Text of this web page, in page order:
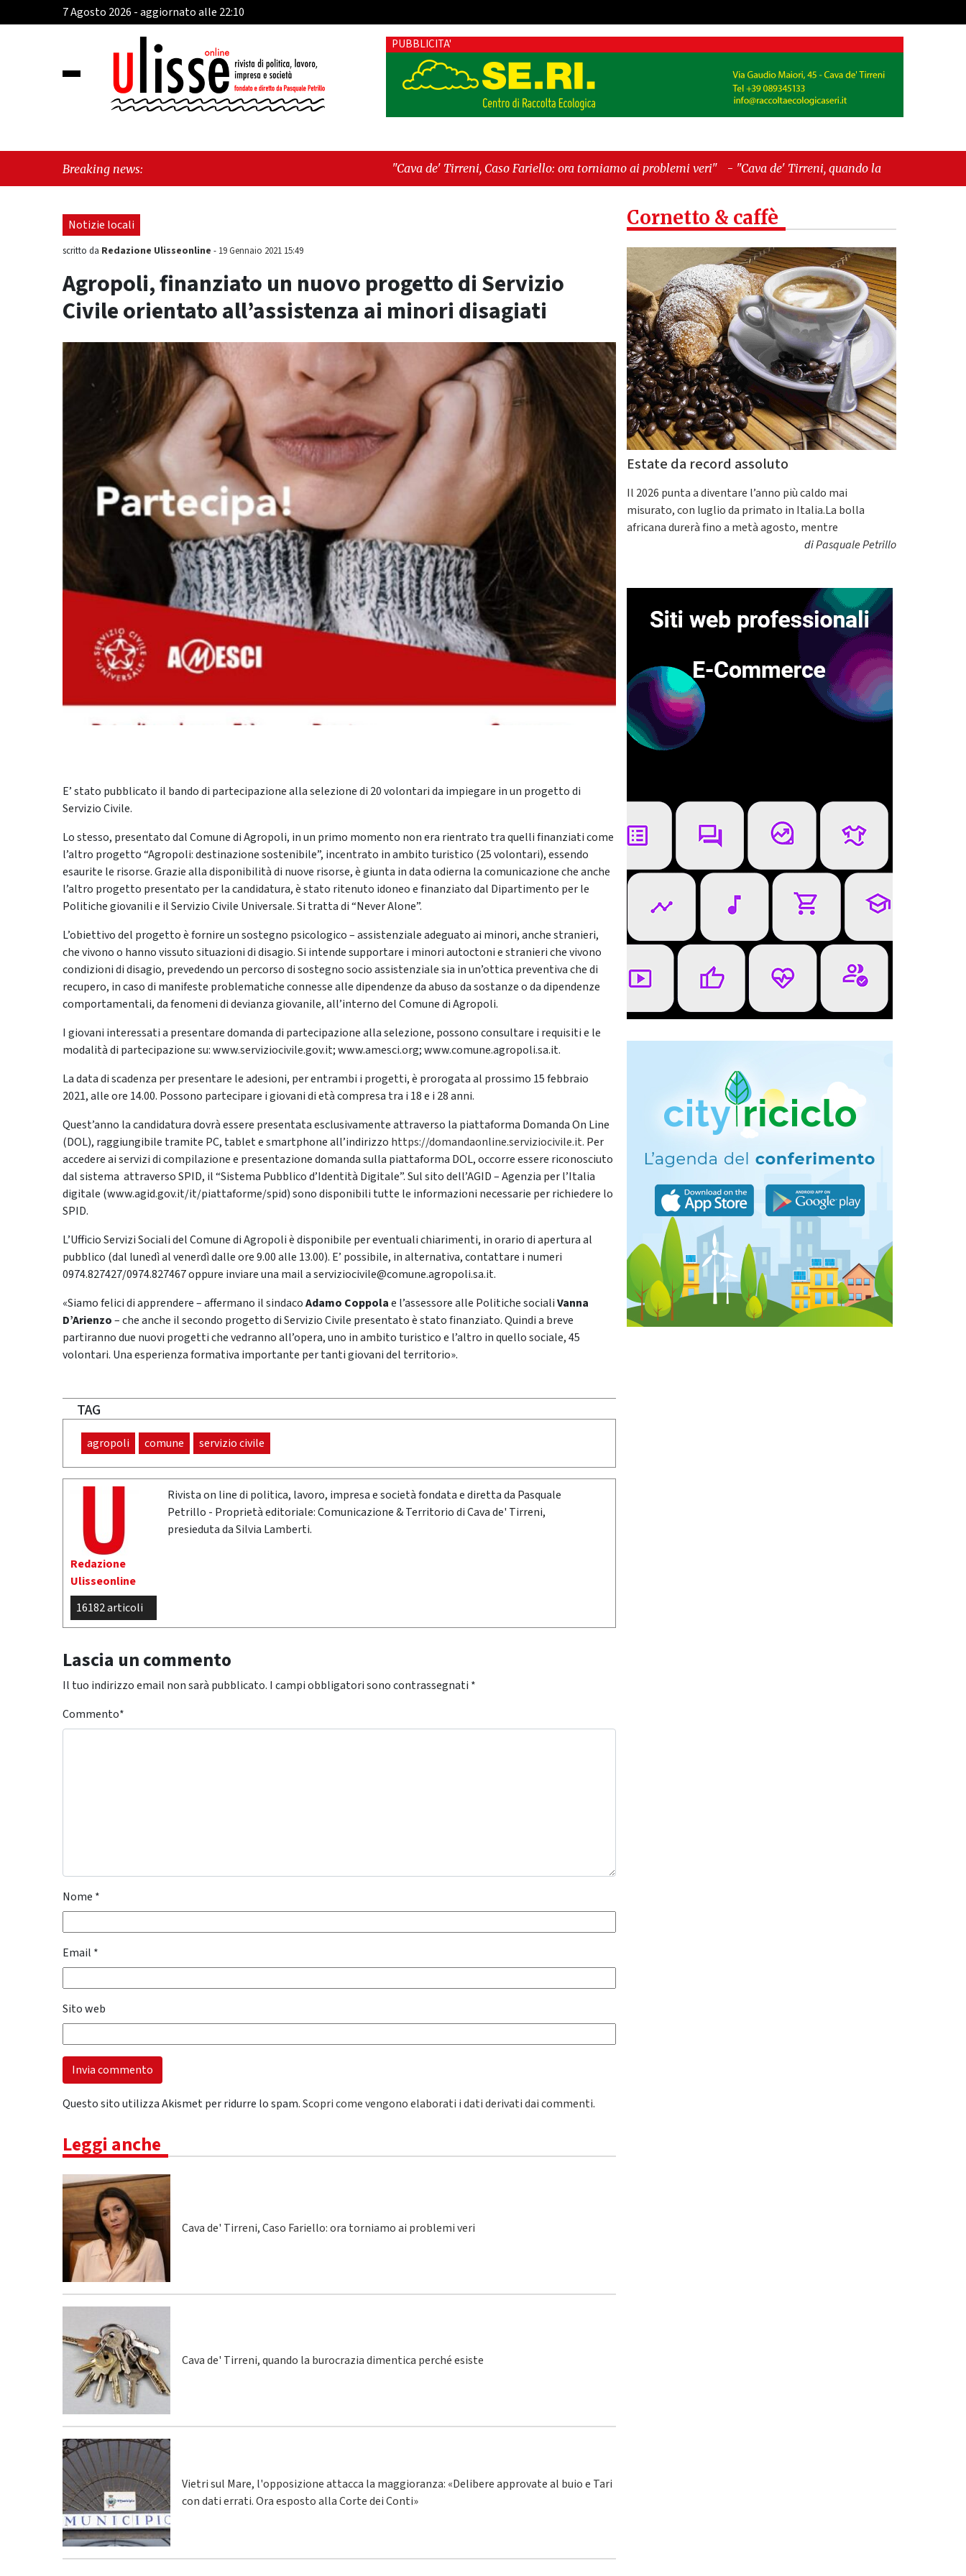
7 Agosto 2026 - aggiornato alle 22:10
PUBBLICITA'
Breaking news: "Cava de' Tirreni, Caso Fariello: ora torniamo ai problemi veri" -"Cava de' Tirreni, quando la burocrazia dimentica
perché esiste"
Notizie locali
scritto da Redazione Ulisseonline - 19 Gennaio 2021 15:49
Agropoli, finanziato un nuovo progetto di Servizio
Civile orientato all’assistenza ai minori disagiati
E’ stato pubblicato il bando di partecipazione alla selezione di 20 volontari da impiegare in un progetto di
Servizio Civile.
Lo stesso, presentato dal Comune di Agropoli, in un primo momento non era rientrato tra quelli finanziati come
l’altro progetto “Agropoli: destinazione sostenibile”, incentrato in ambito turistico (25 volontari), essendo
esaurite le risorse. Grazie alla disponibilità di nuove risorse, è giunta in data odierna la comunicazione che anche
l’altro progetto presentato per la candidatura, è stato ritenuto idoneo e finanziato dal Dipartimento per le
Politiche giovanili e il Servizio Civile Universale. Si tratta di “Never Alone”.
L’obiettivo del progetto è fornire un sostegno psicologico – assistenziale adeguato ai minori, anche stranieri,
che vivono o hanno vissuto situazioni di disagio. Si intende supportare i minori autoctoni e stranieri che vivono
condizioni di disagio, prevedendo un percorso di sostegno socio assistenziale sia in un’ottica preventiva che di
recupero, in caso di manifeste problematiche connesse alle dipendenze da abuso da sostanze o da dipendenze
comportamentali, da fenomeni di devianza giovanile, all’interno del Comune di Agropoli.
I giovani interessati a presentare domanda di partecipazione alla selezione, possono consultare i requisiti e le
modalità di partecipazione su: www.serviziocivile.gov.it; www.amesci.org; www.comune.agropoli.sa.it.
La data di scadenza per presentare le adesioni, per entrambi i progetti, è prorogata al prossimo 15 febbraio
2021, alle ore 14.00. Possono partecipare i giovani di età compresa tra i 18 e i 28 anni.
Quest’anno la candidatura dovrà essere presentata esclusivamente attraverso la piattaforma Domanda On Line
(DOL), raggiungibile tramite PC, tablet e smartphone all’indirizzo https://domandaonline.serviziocivile.it. Per
accedere ai servizi di compilazione e presentazione domanda sulla piattaforma DOL, occorre essere riconosciuto
dal sistema attraverso SPID, il “Sistema Pubblico d’Identità Digitale”. Sul sito dell’AGID – Agenzia per l’Italia
digitale (www.agid.gov.it/it/piattaforme/spid) sono disponibili tutte le informazioni necessarie per richiedere lo
SPID.
L’Ufficio Servizi Sociali del Comune di Agropoli è disponibile per eventuali chiarimenti, in orario di apertura al
pubblico (dal lunedì al venerdì dalle ore 9.00 alle 13.00). E’ possibile, in alternativa, contattare i numeri
0974.827427/0974.827467 oppure inviare una mail a serviziocivile@comune.agropoli.sa.it.
«Siamo felici di apprendere – affermano il sindacoAdamo Coppolae l’assessore alle Politiche socialiVanna
D’Arienzo– che anche il secondo progetto di Servizio Civile presentato è stato finanziato. Quindi a breve
partiranno due nuovi progetti che vedranno all’opera, uno in ambito turistico e l’altro in quello sociale, 45
volontari. Una esperienza formativa importante per tanti giovani del territorio».
TAG
agropoli comune servizio civile
Redazione
Ulisseonline
16182 articoli
Rivista on line di politica, lavoro, impresa e società fondata e diretta da Pasquale
Petrillo - Proprietà editoriale: Comunicazione & Territorio di Cava de' Tirreni,
presieduta da Silvia Lamberti.
Lascia un commento
Il tuo indirizzo email non sarà pubblicato. I campi obbligatori sono contrassegnati *
Commento*
Nome *
Email *
Sito web
Questo sito utilizza Akismet per ridurre lo spam.Scopri come vengono elaborati i dati derivati dai commenti.
Leggi anche
Cava de' Tirreni, Caso Fariello: ora torniamo ai problemi veri
Cava de' Tirreni, quando la burocrazia dimentica perché esiste
Vietri sul Mare, l'opposizione attacca la maggioranza: «Delibere approvate al buio e Tari
con dati errati. Ora esposto alla Corte dei Conti»
Cornetto & caffè
Estate da record assoluto
Il 2026 punta a diventare l’anno più caldo mai
misurato, con luglio da primato in Italia.La bolla
africana durerà fino a metà agosto, mentre
diPasquale Petrillo